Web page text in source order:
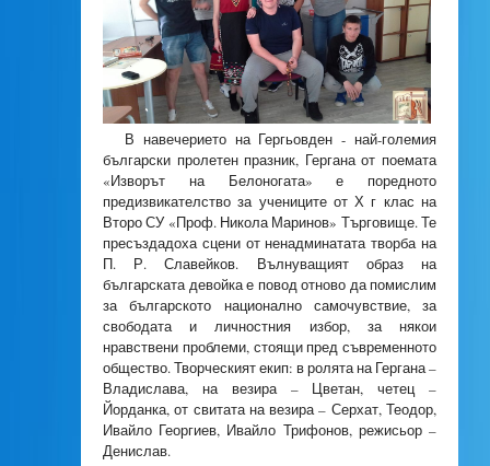
В навечерието на Гергьовден - най-големия
български пролетен празник, Гергана от поемата
«Изворът на Белоногата» е поредното
предизвикателство за учениците от Х г клас на
Второ СУ «Проф. Никола Маринов» Търговище. Те
пресъздадоха сцени от ненадминатата творба на
П. Р. Славейков. Вълнуващият образ на
българската девойка е повод отново да помислим
за българското национално самочувствие, за
свободата и личностния избор, за някои
нравствени проблеми, стоящи пред съвременното
общество. Творческият екип: в ролята на Гергана –
Владислава, на везира – Цветан, четец –
Йорданка, от свитата на везира – Серхат, Теодор,
Ивайло Георгиев, Ивайло Трифонов, режисьор –
Денислав.